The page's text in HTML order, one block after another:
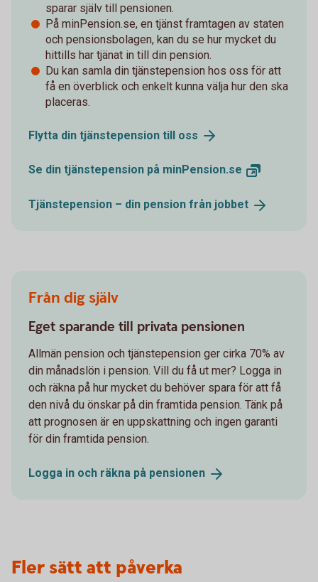
sparar själv till pensionen.
På minPension.se, en tjänst framtagen av staten
och pensionsbolagen, kan du se hur mycket du
hittills har tjänat in till din pension.
Du kan samla din tjänstepension hos oss för att
få en överblick och enkelt kunna välja hur den ska
placeras.
Flytta din tjänstepension till oss
Se din tjänstepension på minPension.se
Tjänstepension – din pension från jobbet
Från dig själv
Eget sparande till privata pensionen
Allmän pension och tjänstepension ger cirka 70% av
din månadslön i pension. Vill du få ut mer? Logga in
och räkna på hur mycket du behöver spara för att få
den nivå du önskar på din framtida pension. Tänk på
att prognosen är en uppskattning och ingen garanti
för din framtida pension.
Logga in och räkna på pensionen
Fler sätt att påverka